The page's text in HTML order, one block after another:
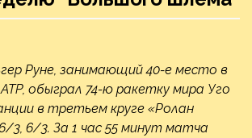
Руне, занимающий 40-е место в
обыграл 74-ю ракетку мира Уго
в третьем круге «Ролан
3, 6/3. За 1 час 55 минут матча